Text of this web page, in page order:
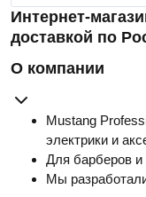
Интернет-
доставкой по
О компании
Mustang
электрики и
Для барберов и
Мы